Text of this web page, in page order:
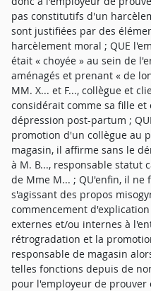
pas constitutifs d'un
sont justifiées par des
harcèlement moral ; QUE
était « choyée » au sein de
aménagés et prenant « de
MM. X... et F..., collègue et
considérait comme sa fille
dépression post-partum ;
promotion d'un collègue au
magasin, il affirme sans le
à M. B..., responsable statut
de Mme M... ; QU'enfin, il
s'agissant des propos
commencement
externes et/ou internes à
rétrogradation et la
responsable de magasin
telles fonctions depuis de
pour l'employeur de prouver